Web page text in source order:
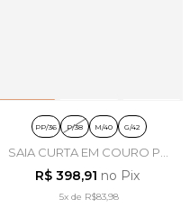
PP/36 P/38 M/40 G/42
SAIA CURTA EM COURO PU
PRETO - ARTSY
R$ 398,91 no Pix
5xde R$83,98